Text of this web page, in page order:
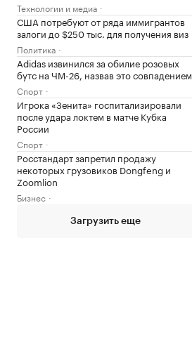
Технологии и медиа
США потребуют от ряда иммигрантов
залоги до $250 тыс. для получения виз
Политика
Adidas извинился за обилие розовых
бутс на ЧМ-26, назвав это совпадением
Спорт
Игрока «Зенита» госпитализировали
после удара локтем в матче Кубка
России
Спорт
Росстандарт запретил продажу
некоторых грузовиков Dongfeng и
Zoomlion
Бизнес
Загрузить еще